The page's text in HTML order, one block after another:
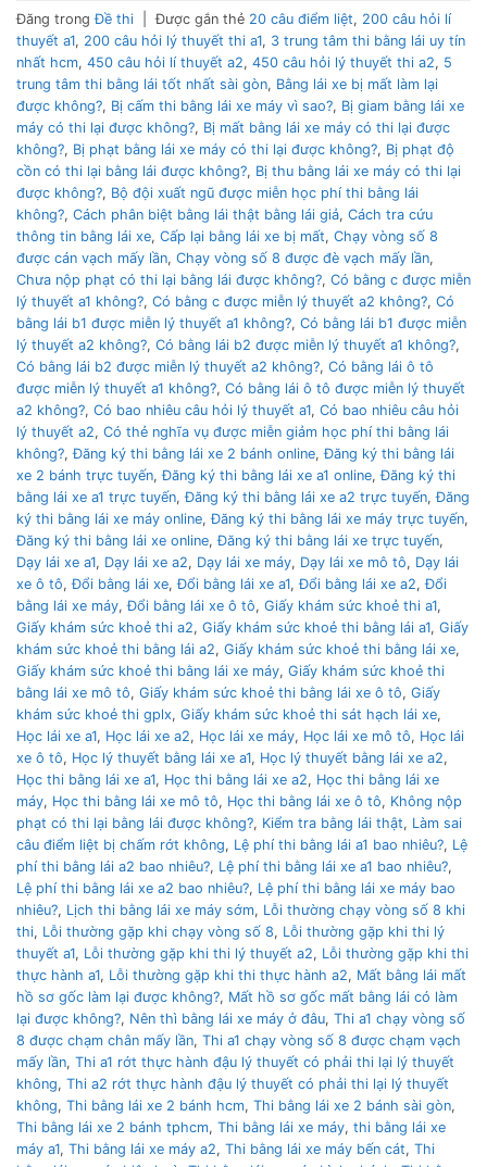
Đăng trongĐề thi Được gắn thẻ 20 câu điểm liệt, 200 câu hỏi lí
thuyết a1, 200 câu hỏi lý thuyết thi a1, 3 trung tâm thi bằng lái uy tín
nhất hcm, 450 câu hỏi lí thuyết a2, 450 câu hỏi lý thuyết thi a2, 5
trung tâm thi bằng lái tốt nhất sài gòn, Bằng lái xe bị mất làm lại
được không?, Bị cấm thi bằng lái xe máy vì sao?, Bị giam bằng lái xe
máy có thi lại được không?, Bị mất bằng lái xe máy có thi lại được
không?, Bị phạt bằng lái xe máy có thi lại được không?, Bị phạt độ
cồn có thi lại bằng lái được không?, Bị thu bằng lái xe máy có thi lại
được không?, Bộ đội xuất ngũ được miễn học phí thi bằng lái
không?, Cách phân biệt bằng lái thật bằng lái giả, Cách tra cứu
thông tin bằng lái xe, Cấp lại bằng lái xe bị mất, Chạy vòng số 8
được cán vạch mấy lần, Chạy vòng số 8 được đè vạch mấy lần,
Chưa nộp phạt có thi lại bằng lái được không?, Có bằng c được miễn
lý thuyết a1 không?, Có bằng c được miễn lý thuyết a2 không?, Có
bằng lái b1 được miễn lý thuyết a1 không?, Có bằng lái b1 được miễn
lý thuyết a2 không?, Có bằng lái b2 được miễn lý thuyết a1 không?,
Có bằng lái b2 được miễn lý thuyết a2 không?, Có bằng lái ô tô
được miễn lý thuyết a1 không?, Có bằng lái ô tô được miễn lý thuyết
a2 không?, Có bao nhiêu câu hỏi lý thuyết a1, Có bao nhiêu câu hỏi
lý thuyết a2, Có thẻ nghĩa vụ được miễn giảm học phí thi bằng lái
không?,Đăng ký thi bằng lái xe 2 bánh online,Đăng ký thi bằng lái
xe 2 bánh trực tuyến,Đăng ký thi bằng lái xe a1 online,Đăng ký thi
bằng lái xe a1 trực tuyến,Đăng ký thi bằng lái xe a2 trực tuyến,Đăng
ký thi bằng lái xe máy online,Đăng ký thi bằng lái xe máy trực tuyến,
Đăng ký thi bằng lái xe online,Đăng ký thi bằng lái xe trực tuyến,
Dạy lái xe a1, Dạy lái xe a2, Dạy lái xe máy, Dạy lái xe mô tô, Dạy lái
xe ô tô,Đổi bằng lái xe,Đổi bằng lái xe a1,Đổi bằng lái xe a2,Đổi
bằng lái xe máy,Đổi bằng lái xe ô tô, Giấy khám sức khoẻ thi a1,
Giấy khám sức khoẻ thi a2, Giấy khám sức khoẻ thi bằng lái a1, Giấy
khám sức khoẻ thi bằng lái a2, Giấy khám sức khoẻ thi bằng lái xe,
Giấy khám sức khoẻ thi bằng lái xe máy, Giấy khám sức khoẻ thi
bằng lái xe mô tô, Giấy khám sức khoẻ thi bằng lái xe ô tô, Giấy
khám sức khoẻ thi gplx, Giấy khám sức khoẻ thi sát hạch lái xe,
Học lái xe a1, Học lái xe a2, Học lái xe máy, Học lái xe mô tô, Học lái
xe ô tô, Học lý thuyết bằng lái xe a1, Học lý thuyết bằng lái xe a2,
Học thi bằng lái xe a1, Học thi bằng lái xe a2, Học thi bằng lái xe
máy, Học thi bằng lái xe mô tô, Học thi bằng lái xe ô tô, Không nộp
phạt có thi lại bằng lái được không?, Kiểm tra bằng lái thật, Làm sai
câu điểm liệt bị chấm rớt không, Lệ phí thi bằng lái a1 bao nhiêu?, Lệ
phí thi bằng lái a2 bao nhiêu?, Lệ phí thi bằng lái xe a1 bao nhiêu?,
Lệ phí thi bằng lái xe a2 bao nhiêu?, Lệ phí thi bằng lái xe máy bao
nhiêu?, Lịch thi bằng lái xe máy sớm, Lỗi thường chạy vòng số 8 khi
thi, Lỗi thường gặp khi chạy vòng số 8, Lỗi thường gặp khi thi lý
thuyết a1, Lỗi thường gặp khi thi lý thuyết a2, Lỗi thường gặp khi thi
thực hành a1, Lỗi thường gặp khi thi thực hành a2, Mất bằng lái mất
hồ sơ gốc làm lại được không?, Mất hồ sơ gốc mất bằng lái có làm
lại được không?, Nên thì bằng lái xe máy ở đâu, Thi a1 chạy vòng số
8 được chạm chân mấy lần, Thi a1 chạy vòng số 8 được chạm vạch
mấy lần, Thi a1 rớt thực hành đậu lý thuyết có phải thi lại lý thuyết
không, Thi a2 rớt thực hành đậu lý thuyết có phải thi lại lý thuyết
không, Thi bằng lái xe 2 bánh hcm, Thi bằng lái xe 2 bánh sài gòn,
Thi bằng lái xe 2 bánh tphcm, Thi bằng lái xe máy, thi bằng lái xe
máy a1, Thi bằng lái xe máy a2, Thi bằng lái xe máy bến cát, Thi